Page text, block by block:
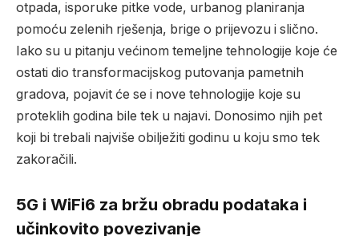
otpada, isporuke pitke vode, urbanog planiranja
pomoću zelenih rješenja, brige o prijevozu i slično.
Iako su u pitanju većinom temeljne tehnologije koje će
ostati dio transformacijskog putovanja pametnih
gradova, pojavit će se i nove tehnologije koje su
proteklih godina bile tek u najavi. Donosimo njih pet
koji bi trebali najviše obilježiti godinu u koju smo tek
zakoračili.
5G i WiFi6 za bržu obradu podataka i
učinkovito povezivanje